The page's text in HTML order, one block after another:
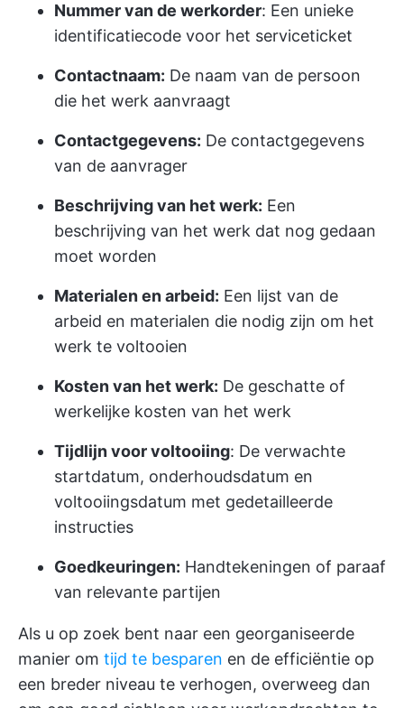
Nummer van de werkorder: Een unieke
identificatiecode voor het serviceticket
Contactnaam: De naam van de persoon
die het werk aanvraagt
Contactgegevens: De contactgegevens
van de aanvrager
Beschrijving van het werk: Een
beschrijving van het werk dat nog gedaan
moet worden
Materialen en arbeid: Een lijst van de
arbeid en materialen die nodig zijn om het
werk te voltooien
Kosten van het werk: De geschatte of
werkelijke kosten van het werk
Tijdlijn voor voltooiing: De verwachte
startdatum, onderhoudsdatum en
voltooiingsdatum met gedetailleerde
instructies
Goedkeuringen: Handtekeningen of paraaf
van relevante partijen
Als u op zoek bent naar een georganiseerde
manier om tijd te besparen en de efficiëntie op
een breder niveau te verhogen, overweeg dan